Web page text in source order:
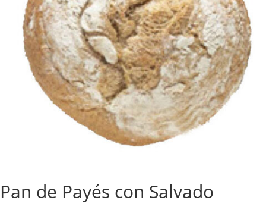
Pan de Payés con Salvado